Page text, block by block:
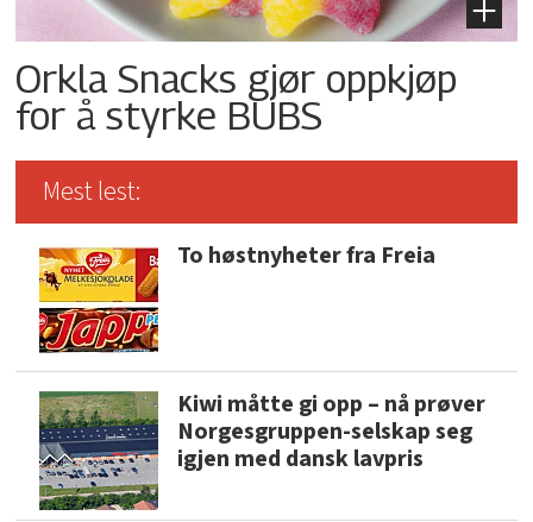
Orkla Snacks gjør oppkjøp
for å styrke BUBS
Mest lest:
To høstnyheter fra Freia
Kiwi måtte gi opp – nå prøver
Norgesgruppen-selskap seg
igjen med dansk lavpris